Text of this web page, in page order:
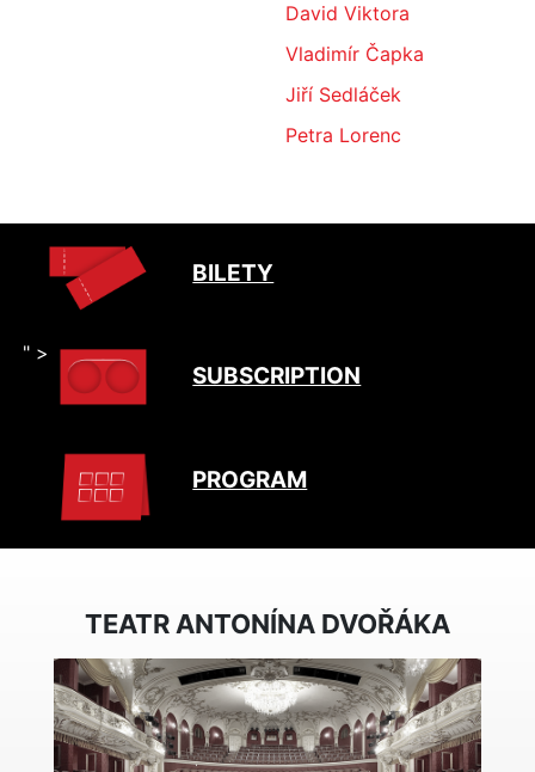
David Viktora
Vladimír Čapka
Jiří Sedláček
Petra Lorenc
BILETY
" >
SUBSCRIPTION
PROGRAM
TEATR ANTONÍNA DVOŘÁKA